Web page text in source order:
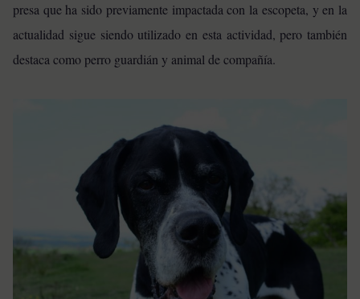
presa que ha sido previamente impactada con la escopeta, y en la
actualidad sigue siendo utilizado en esta actividad, pero también
destaca como perro guardián y animal de compañía.